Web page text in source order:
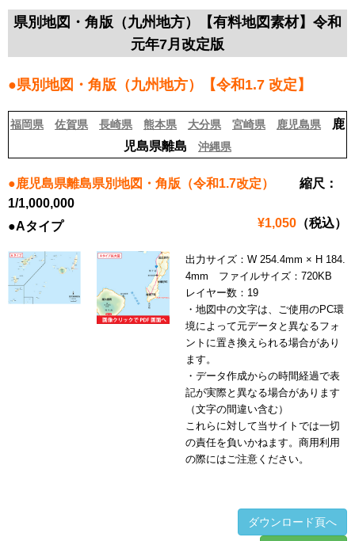
県別地図・角版（九州地方）【有料地図素材】令和
元年7月改定版
●県別地図・角版（九州地方）【令和1.7 改定】
福岡県 佐賀県 長崎県 熊本県 大分県 宮崎県 鹿児島県
鹿
児島県離島
沖縄県
●鹿児島県離島県別地図・角版（令和1.7改定） 縮尺：
1/1,000,000
¥1,050 （税込）
●Aタイプ
出力サイズ：W 254.4mm × H 184.
4mm ファイルサイズ：720KB
レイヤー数：19
・地図中の文字は、ご使用のPC環
境によって元データと異なるフォ
ントに置き換えられる場合があり
ます。
・データ作成からの時間経過で表
記が実際と異なる場合があります
（文字の間違い含む）
これらに対して当サイトでは一切
の責任を負いかねます。商用利用
の際にはご注意ください。
ダウンロード頁へ